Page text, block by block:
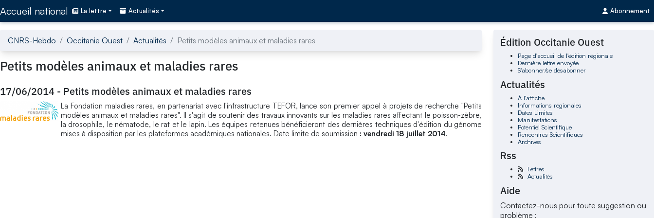
Accueil national La lettre Actualités Abonnement
CNRS-Hebdo Occitanie Ouest Actualités Petits modèles animaux et maladies rares
Petits modèles animaux et maladies rares
17/06/2014 - Petits modèles animaux et maladies rares
La Fondation maladies rares, en partenariat avec l'infrastructure TEFOR, lance son premier appel à projets de recherche "Petits
modèles animaux et maladies rares". Il s'agit de soutenir des travaux innovants sur les maladies rares affectant le poisson-zèbre,
la drosophile, le nématode, le rat et le lapin. Les équipes retenues bénéficieront des dernières techniques d'édition du génome
mises à disposition par les plateformes académiques nationales. Date limite de soumission : vendredi 18 juillet 2014.
Édition Occitanie Ouest
Page d'accueil de l'édition régionale
Dernière lettre envoyée
S'abonner/se désabonner
Actualités
À l'affiche
Informations régionales
Dates Limites
Manifestations
Potentiel Scientifique
Rencontres Scientifiques
Archives
Rss
Lettres
Actualités
Aide
Contactez-nous pour toute suggestion ou
problème :